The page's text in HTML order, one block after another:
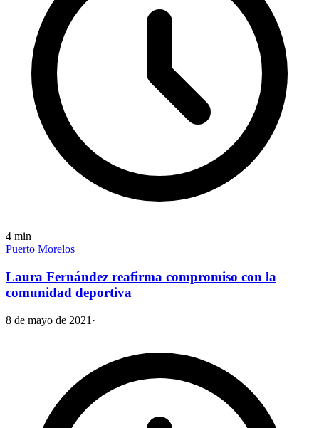
4 min
Puerto Morelos
Laura Fernández reafirma compromiso con la
comunidad deportiva
8 de mayo de 2021 ·